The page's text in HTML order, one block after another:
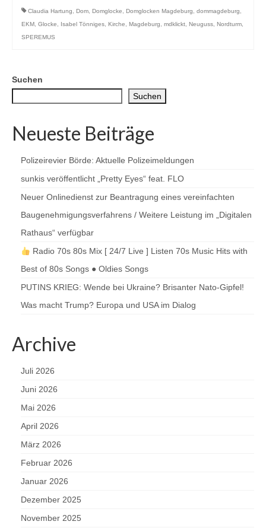
Claudia Hartung, Dom, Domglocke, Domglocken Magdeburg, dommagdeburg,
EKM, Glocke, Isabel Tönniges, Kirche, Magdeburg, mdklickt, Neuguss, Nordturm,
SPEREMUS
Suchen
Suchen
Neueste Beiträge
Polizeirevier Börde: Aktuelle Polizeimeldungen
sunkis veröffentlicht „Pretty Eyes“ feat. FLO
Neuer Onlinedienst zur Beantragung eines vereinfachten
Baugenehmigungsverfahrens / Weitere Leistung im „Digitalen
Rathaus“ verfügbar
Radio 70s 80s Mix [ 24/7 Live ] Listen 70s Music Hits with
Best of 80s Songs ● Oldies Songs
PUTINS KRIEG: Wende bei Ukraine? Brisanter Nato-Gipfel!
Was macht Trump? Europa und USA im Dialog
Archive
Juli 2026
Juni 2026
Mai 2026
April 2026
März 2026
Februar 2026
Januar 2026
Dezember 2025
November 2025